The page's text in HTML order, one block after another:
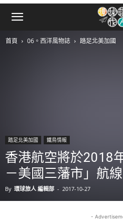
首頁 06。西洋風物誌 踏足北美加國
踏足北美加國 鐵鳥情報
香港航空將於2018
－美國三藩市」航線
By 環球旅人 編輯部 - 2017-10-27
-